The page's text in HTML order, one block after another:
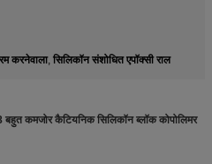
करनेवाला, सिलिकॉन संशोधित एपॉक्सी राल
बहुत कमजोर कैटियनिक सिलिकॉन ब्लॉक कोपोलिमर